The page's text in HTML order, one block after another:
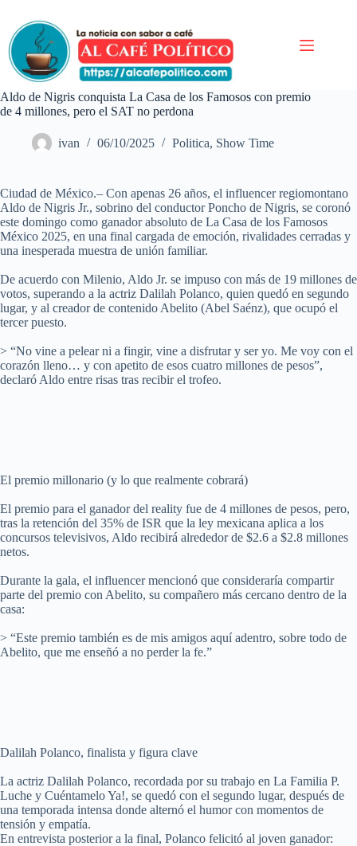
contenido
Aldo de Nigris conquista La Casa de los Famosos con premio
de 4 millones, pero el SAT no perdona
ivan 06/10/2025 Politica, Show Time
Ciudad de México.– Con apenas 26 años, el influencer regiomontano
Aldo de Nigris Jr., sobrino del conductor Poncho de Nigris, se coronó
este domingo como ganador absoluto de La Casa de los Famosos
México 2025, en una final cargada de emoción, rivalidades cerradas y
una inesperada muestra de unión familiar.
De acuerdo con Milenio, Aldo Jr. se impuso con más de 19 millones de
votos, superando a la actriz Dalilah Polanco, quien quedó en segundo
lugar, y al creador de contenido Abelito (Abel Saénz), que ocupó el
tercer puesto.
> “No vine a pelear ni a fingir, vine a disfrutar y ser yo. Me voy con el
corazón lleno… y con apetito de esos cuatro millones de pesos”,
declaró Aldo entre risas tras recibir el trofeo.
El premio millonario (y lo que realmente cobrará)
El premio para el ganador del reality fue de 4 millones de pesos, pero,
tras la retención del 35% de ISR que la ley mexicana aplica a los
concursos televisivos, Aldo recibirá alrededor de $2.6 a $2.8 millones
netos.
Durante la gala, el influencer mencionó que consideraría compartir
parte del premio con Abelito, su compañero más cercano dentro de la
casa:
> “Este premio también es de mis amigos aquí adentro, sobre todo de
Abelito, que me enseñó a no perder la fe.”
Dalilah Polanco, finalista y figura clave
La actriz Dalilah Polanco, recordada por su trabajo en La Familia P.
Luche y Cuéntamelo Ya!, se quedó con el segundo lugar, después de
una temporada intensa donde alternó el humor con momentos de
tensión y empatía.
En entrevista posterior a la final, Polanco felicitó al joven ganador: